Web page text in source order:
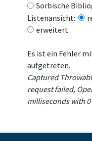
Sorbische
Listenansicht:
erweitert
Es ist ein Fehler
aufgetreten.
Captured
request failed,
milliseconds with